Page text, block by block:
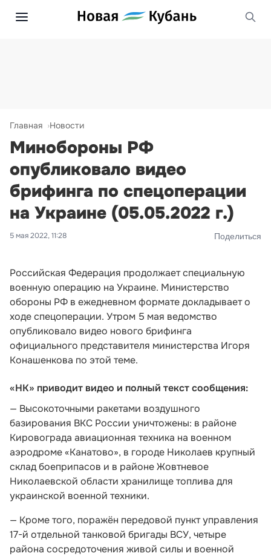
Главная Новости
Минобороны РФ
опубликовало видео
брифинга по спецоперации
на Украине (05.05.2022 г.)
5 мая 2022, 11:28 Поделиться
Российская Федерация продолжает специальную
военную операцию на Украине. Министерство
обороны РФ в ежедневном формате докладывает о
ходе спецоперации. Утром 5 мая ведомство
опубликовало видео нового брифинга
официального представителя министерства Игоря
Конашенкова по этой теме.
«НК» приводит видео и полный текст сообщения:
— Высокоточными ракетами воздушного
базирования ВКС России уничтожены: в районе
Кировограда авиационная техника на военном
аэродроме «Канатово», в городе Николаев крупный
склад боеприпасов и в районе Жовтневое
Николаевской области хранилище топлива для
украинской военной техники.
— Кроме того, поражён передовой пункт управления
17-й отдельной танковой бригады ВСУ, четыре
района сосредоточения живой силы и военной